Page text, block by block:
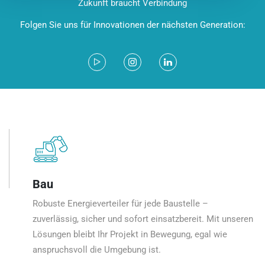
Zukunft braucht Verbindung
Folgen Sie uns für Innovationen der nächsten Generation:
Bau
Robuste Energieverteiler für jede Baustelle –
zuverlässig, sicher und sofort einsatzbereit. Mit unseren
Lösungen bleibt Ihr Projekt in Bewegung, egal wie
anspruchsvoll die Umgebung ist.